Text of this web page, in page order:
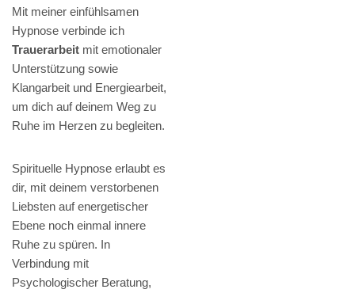
Mit meiner einfühlsamen
Hypnose verbinde ich
Trauerarbeit mit emotionaler
Unterstützung sowie
Klangarbeit und Energiearbeit,
um dich auf deinem Weg zu
Ruhe im Herzen zu begleiten.
Spirituelle Hypnose erlaubt es
dir, mit deinem verstorbenen
Liebsten auf energetischer
Ebene noch einmal innere
Ruhe zu spüren. In
Verbindung mit
Psychologischer Beratung,